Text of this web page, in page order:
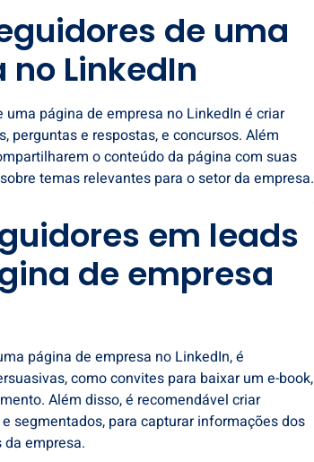
de uma
LinkedIn
uma página de empresa no LinkedIn é criar
perguntas e respostas, e concursos. Além
o conteúdo da página com suas
temas relevantes para o setor da empresa.
em leads
de empresa
página de empresa no LinkedIn, é
como convites para baixar um e-book,
Além disso, é recomendável criar
segmentados, para capturar informações dos
empresa.